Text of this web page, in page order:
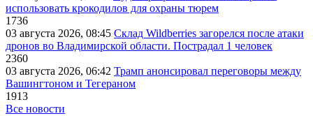
использовать крокодилов для охраны тюрем
1736
03 августа 2026, 08:45 Склад Wildberries загорелся после атаки
дронов во Владимирской области. Пострадал 1 человек
2360
03 августа 2026, 06:42 Трамп анонсировал переговоры между
Вашингтоном и Тегераном
1913
Все новости